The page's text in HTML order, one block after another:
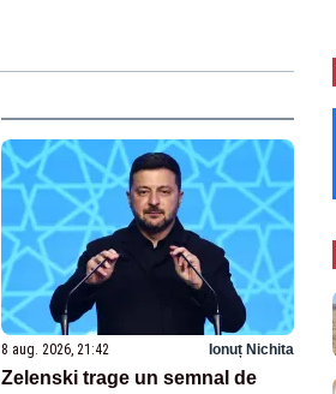
8 aug. 2026, 21:42 Ionuț Nichita
Zelenski trage un semnal de